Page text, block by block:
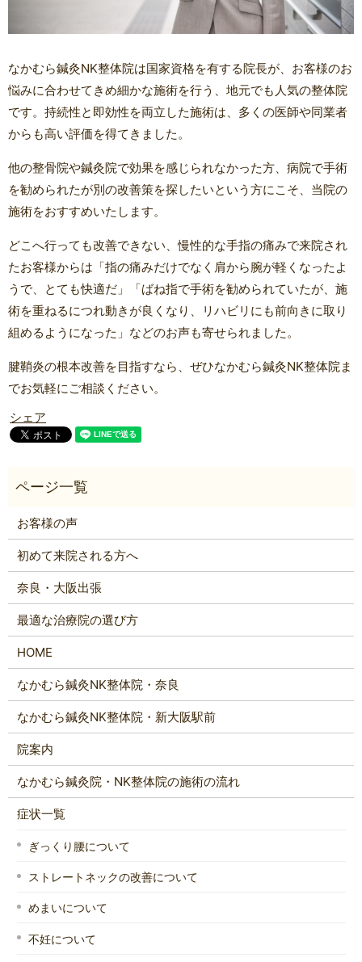
なかむら鍼灸NK整体院は国家資格を有する院長が、お客様のお
悩みに合わせてきめ細かな施術を行う、地元でも人気の整体院
です。持続性と即効性を両立した施術は、多くの医師や同業者
からも高い評価を得てきました。
他の整骨院や鍼灸院で効果を感じられなかった方、病院で手術
を勧められたが別の改善策を探したいという方にこそ、当院の
施術をおすすめいたします。
どこへ行っても改善できない、慢性的な手指の痛みで来院され
たお客様からは「指の痛みだけでなく肩から腕が軽くなったよ
うで、とても快適だ」「ばね指で手術を勧められていたが、施
術を重ねるにつれ動きが良くなり、リハビリにも前向きに取り
組めるようになった」などのお声も寄せられました。
腱鞘炎の根本改善を目指すなら、ぜひなかむら鍼灸NK整体院ま
でお気軽にご相談ください。
シェア
お客様の声
初めて来院される方へ
奈良・大阪出張
最適な治療院の選び方
HOME
なかむら鍼灸NK整体院・奈良
なかむら鍼灸NK整体院・新大阪駅前
院案内
なかむら鍼灸院・NK整体院の施術の流れ
症状一覧
ぎっくり腰について
ストレートネックの改善について
めまいについて
不妊について